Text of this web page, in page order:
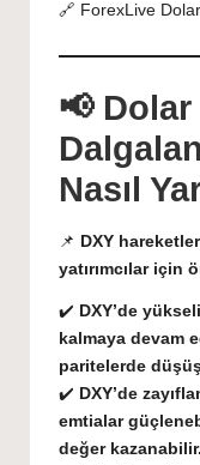
🔗 ForexLive
📢
Nasıl
📌 DXY
yatırımcılar için
✔️ DXY’de
kalmaya devam
paritelerde
✔️ DXY’de
emtialar
değer kazanabilir.